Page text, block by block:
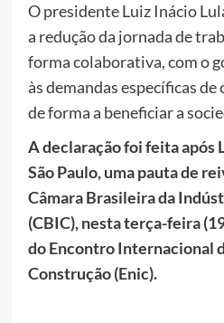
O presidente Luiz Inácio
a redução da jornada de
forma colaborativa, com o
às demandas específicas
de forma a beneficiar a
A declaração foi feita após
São Paulo, uma pauta de
Câmara Brasileira da
(CBIC), nesta terça-feira
do Encontro Internacional
Construção (Enic).